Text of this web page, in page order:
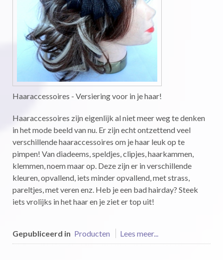
Haaraccessoires - Versiering voor in je haar!
Haaraccessoires zijn eigenlijk al niet meer weg te denken
in het mode beeld van nu. Er zijn echt ontzettend veel
verschillende haaraccessoires om je haar leuk op te
pimpen! Van diadeems, speldjes, clipjes, haarkammen,
klemmen, noem maar op. Deze zijn er in verschillende
kleuren, opvallend, iets minder opvallend, met strass,
pareltjes, met veren enz. Heb je een bad hairday? Steek
iets vrolijks in het haar en je ziet er top uit!
Gepubliceerd in Producten Lees meer...